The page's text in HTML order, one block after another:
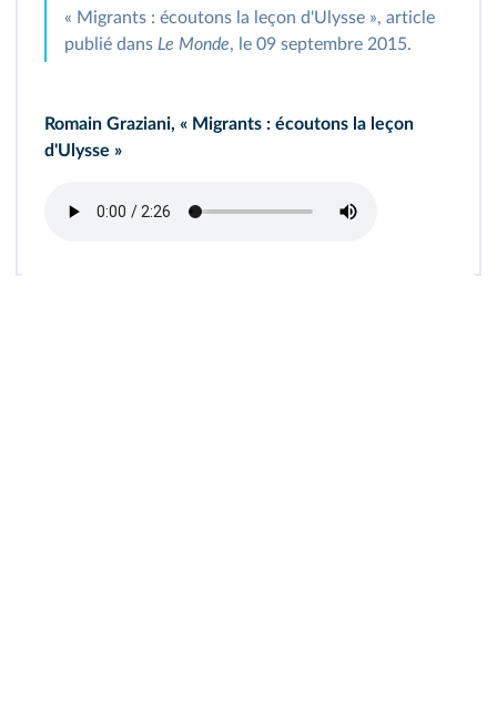
« Migrants : écoutons la leçon d'Ulysse », article
publié dans Le Monde, le 09 septembre 2015.
Romain Graziani, « Migrants : écoutons la leçon
d'Ulysse »